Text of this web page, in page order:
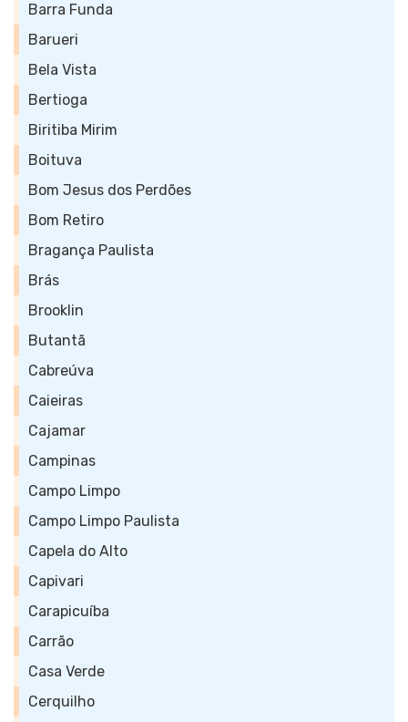
Barra Funda
Barueri
Bela Vista
Bertioga
Biritiba Mirim
Boituva
Bom Jesus dos Perdões
Bom Retiro
Bragança Paulista
Brás
Brooklin
Butantã
Cabreúva
Caieiras
Cajamar
Campinas
Campo Limpo
Campo Limpo Paulista
Capela do Alto
Capivari
Carapicuíba
Carrão
Casa Verde
Cerquilho